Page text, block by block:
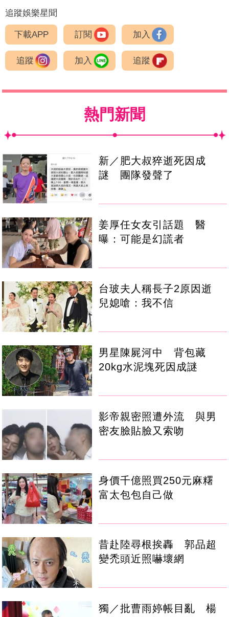
追蹤娛樂星聞
下載APP 訂閱 加入
追蹤 加入 追蹤
熱門新聞
新／肥大叔猝逝死因成
謎 團隊發聲了
姜厚任女友引話題 醫
曝：可能是幻謊者
台玻夫人稱長子2原因逝
兒媳嗆：我不信
男星陳屍河中 背包藏
20kg水泥塊死因成謎
影帝親密照遭外流 與男
密友臉貼臉又索吻
身價千億照買250元麻糬
富太包包自己做
昔赴陸尋根挨轟 郭品超
變禿頭近照嚇壞網
獨／批曹雨婷帳目亂 楊